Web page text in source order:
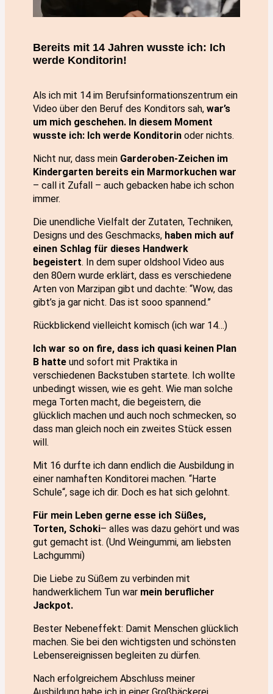
Bereits mit 14 Jahren wusste ich: Ich
werde Konditorin!
Als ich mit 14 im Berufsinformationszentrum ein
Video über den Beruf des Konditors sah, war’s
um mich geschehen. In diesem Moment
wusste ich: Ich werde Konditorin oder nichts.
Nicht nur, dass mein Garderoben-Zeichen im
Kindergarten bereits ein Marmorkuchen war
– call it Zufall – auch gebacken habe ich schon
immer.
Die unendliche Vielfalt der Zutaten, Techniken,
Designs und des Geschmacks, haben mich auf
einen Schlag für dieses Handwerk
begeistert. In dem super oldshool Video aus
den 80ern wurde erklärt, dass es verschiedene
Arten von Marzipan gibt und dachte: “Wow, das
gibt’s ja gar nicht. Das ist sooo spannend.”
Rückblickend vielleicht komisch (ich war 14…)
Ich war so on fire, dass ich quasi keinen Plan
B hatte und sofort mit Praktika in
verschiedenen Backstuben startete. Ich wollte
unbedingt wissen, wie es geht. Wie man solche
mega Torten macht, die begeistern, die
glücklich machen und auch noch schmecken, so
dass man gleich noch ein zweites Stück essen
will.
Mit 16 durfte ich dann endlich die Ausbildung in
einer namhaften Konditorei machen. “Harte
Schule“, sage ich dir. Doch es hat sich gelohnt.
Für mein Leben gerne esse ich Süßes,
Torten, Schoki– alles was dazu gehört und was
gut gemacht ist. (Und Weingummi, am liebsten
Lachgummi)
Die Liebe zu Süßem zu verbinden mit
handwerklichem Tun war mein beruflicher
Jackpot.
Bester Nebeneffekt: Damit Menschen glücklich
machen. Sie bei den wichtigsten und schönsten
Lebensereignissen begleiten zu dürfen.
Nach erfolgreichem Abschluss meiner